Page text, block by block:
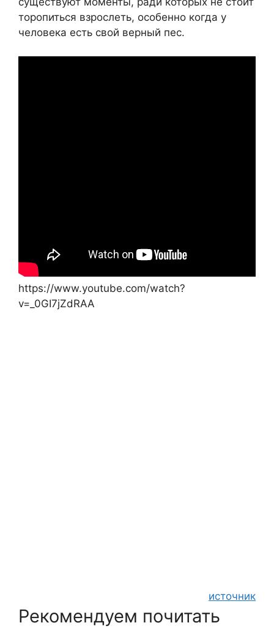
торопиться взрослеть, особенно когда у
человека есть свой верный пес.
https://www.youtube.com/watch?
v=_0GI7jZdRAA
источник
Рекомендуем почитать